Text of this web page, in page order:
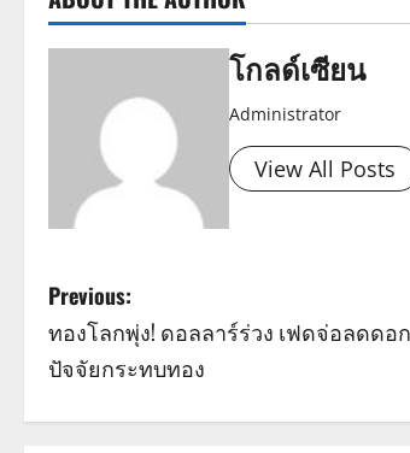
โกลด์เซียน
Administrator
View All Posts
P
o
Previous:
ทองโลกพุ่ง! ดอลลาร์ร่วง เฟดจ่อลดดอ
ปัจจัยกระทบทอง